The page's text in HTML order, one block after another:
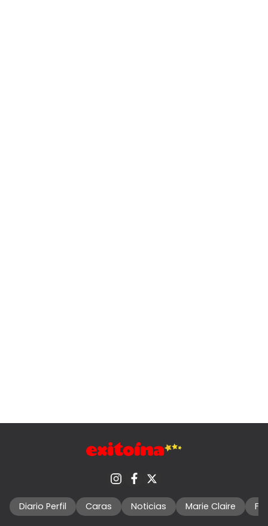
Diario Perfil Caras Noticias Marie Claire